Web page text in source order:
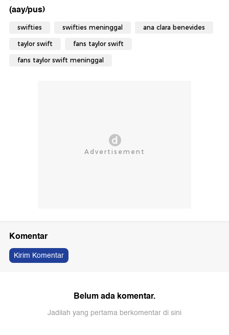
(aay/pus)
swifties swifties meninggal ana clara benevides
taylor swift fans taylor swift
fans taylor swift meninggal
Komentar
Kirim Komentar
Belum ada komentar.
Jadilah yang pertama berkomentar di sini